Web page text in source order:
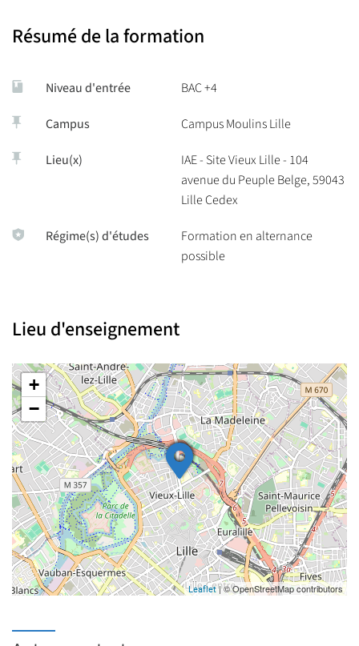
Résumé de la formation
Niveau d'entrée BAC +4
Campus Campus Moulins Lille
Lieu(x)
IAE - Site Vieux Lille - 104
avenue du Peuple Belge, 59043
Lille Cedex
Régime(s) d'études
Formation en alternance
possible
Lieu d'enseignement
+
−
Leaflet| © OpenStreetMap contributors